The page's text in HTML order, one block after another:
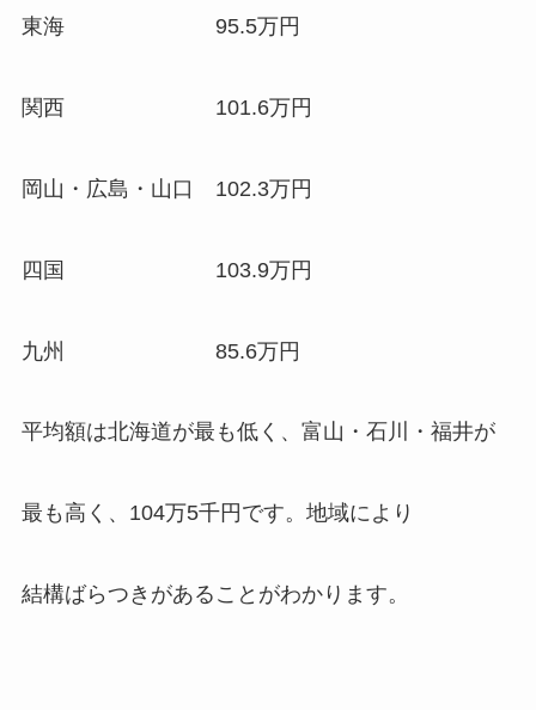
東海 95.5万円
関西 101.6万円
岡山・広島・山口 102.3万円
四国 103.9万円
九州 85.6万円
平均額は北海道が最も低く、富山・石川・福井が
最も高く、104万5千円です。地域により
結構ばらつきがあることがわかります。